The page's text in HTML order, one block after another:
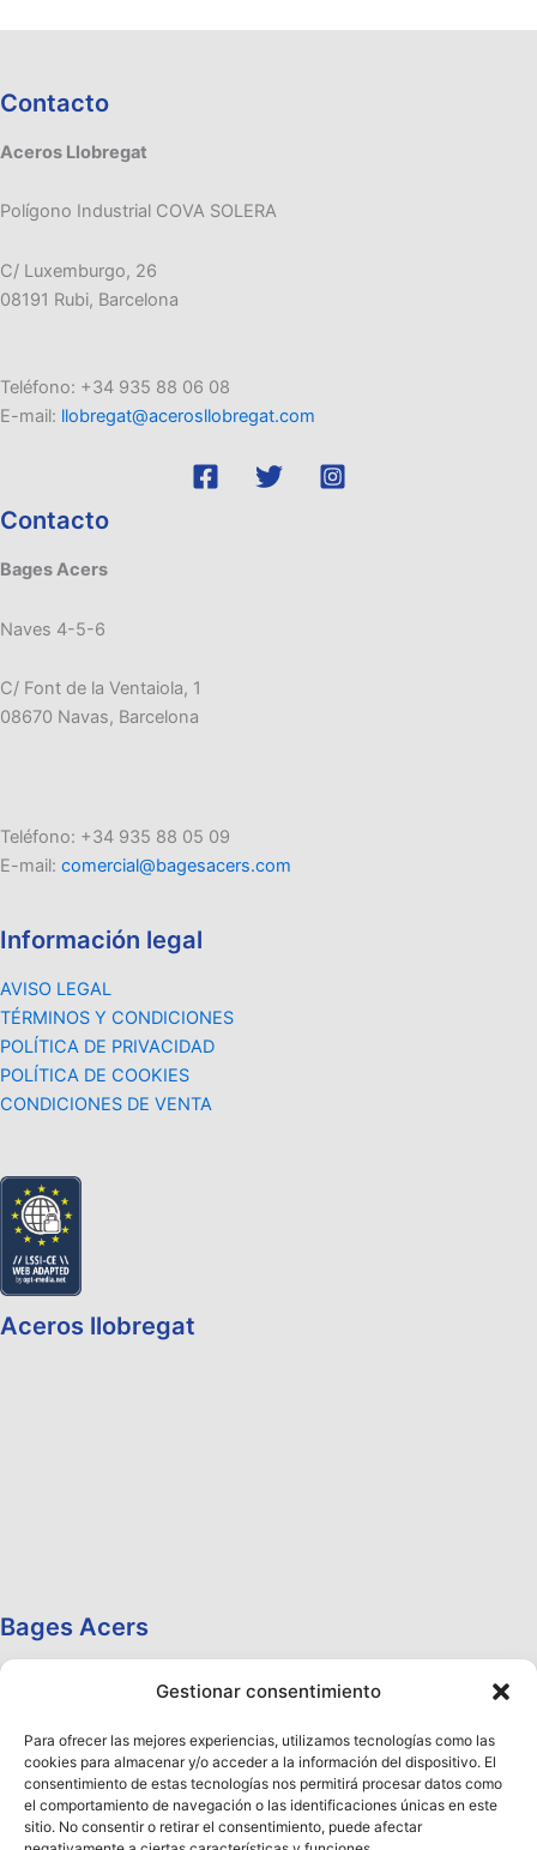
Gestionar consentimiento
Para ofrecer las mejores experiencias, utilizamos tecnologías como las
cookies para almacenar y/o acceder a la información del dispositivo. El
consentimiento de estas tecnologías nos permitirá procesar datos como
el comportamiento de navegación o las identificaciones únicas en este
sitio. No consentir o retirar el consentimiento, puede afectar
Contacto
Aceros Llobregat
Polígono Industrial COVA SOLERA
C/ Luxemburgo, 26
08191 Rubi, Barcelona
Teléfono: +34 935 88 06 08
E-mail: llobregat@acerosllobregat.com
Contacto
Bages Acers
Naves 4-5-6
C/ Font de la Ventaiola, 1
08670 Navas, Barcelona
Teléfono: +34 935 88 05 09
E-mail: comercial@bagesacers.com
Información legal
AVISO LEGAL
TÉRMINOS Y CONDICIONES
POLÍTICA DE PRIVACIDAD
POLÍTICA DE COOKIES
CONDICIONES DE VENTA
Aceros llobregat
Bages Acers